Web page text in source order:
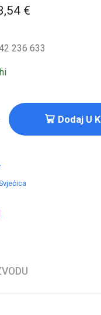
€
236 633
Dodaj U